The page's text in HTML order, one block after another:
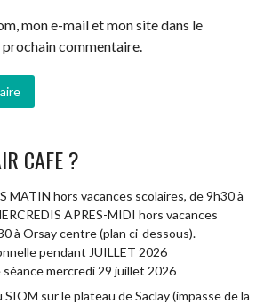
mon e-mail et mon site dans le
commentaire.
CAFE ?
MATIN hors vacances scolaires, de 9h30 à
APRES-MIDI hors vacances
à Orsay centre (plan ci-dessous).
pendant JUILLET 2026
mercredi 29 juillet 2026
sur le plateau de Saclay (impasse de la